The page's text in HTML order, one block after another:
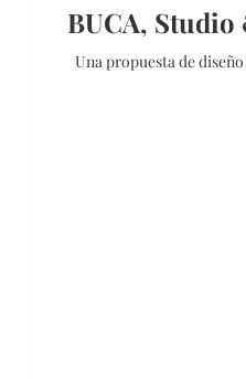
BUCA, Studio
Una propuesta de